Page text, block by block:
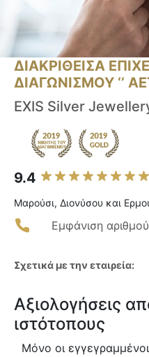
ΔΙΑΚΡΙΘΕΙΣΑ
ΔΙΑΓΩΝΙΣΜΟΥ ‘’
EXIS Silver
9.4
Μαρούσι, Διονύσου και
Εμφάνιση
Σχετικά με την εταιρεία:
Αξιολογήσεις
ιστότοπους
Μόνο οι